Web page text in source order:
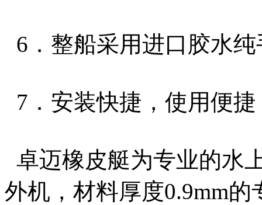
6．整船采用进口胶水
7．安装快捷，使用便捷
卓迈橡皮艇为专业的水
外机，材料厚度0.9mm